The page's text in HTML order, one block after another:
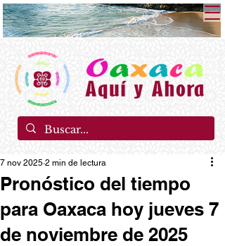
Pronóstico del tiempo
para Oaxaca hoy jueves 7
de noviembre de 2025
7 nov 2025 2 min de lectura